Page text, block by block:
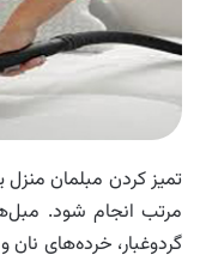
تمیز کردن مبلمان منزل
مرتب انجام شود.
گردوغبار، خرده‌های